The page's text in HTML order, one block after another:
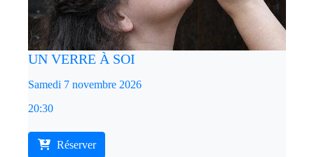
UN VERRE À SOI
Samedi 7 novembre 2026
20:30
Réserver